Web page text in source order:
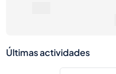
Últimas actividades